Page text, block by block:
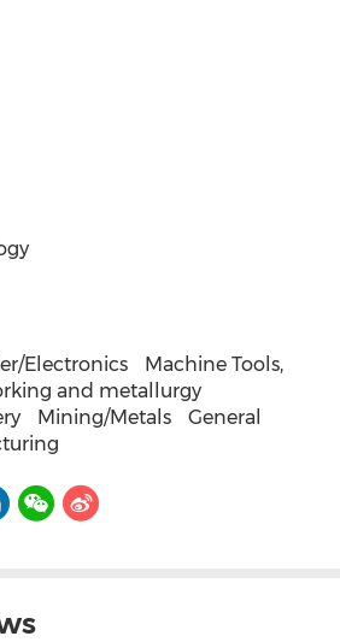
Electronics
Machine Tools,
and metallurgy
Mining/Metals
General